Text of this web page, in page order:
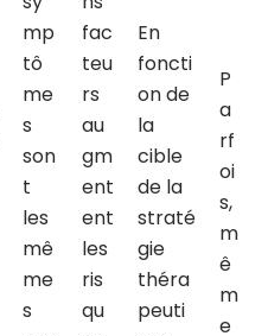
mp
tô
me
s
son
t
les
mê
me
s
fac
teu
rs
au
gm
ent
ent
les
ris
qu
En
foncti
on de
la
cible
de la
straté
gie
théra
peuti
P
a
rf
oi
s,
m
ê
m
e